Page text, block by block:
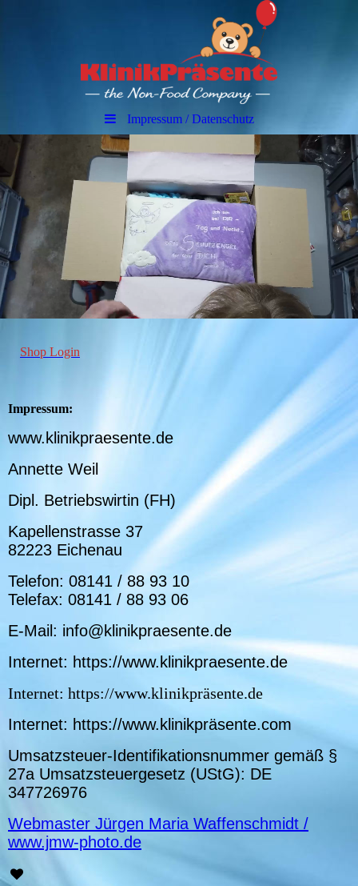
Impressum / Datenschutz
Shop Login
Impressum:
www.klinikpraesente.de
Annette Weil
Dipl. Betriebswirtin (FH)
Kapellenstrasse 37
82223 Eichenau
Telefon: 08141 / 88 93 10
Telefax: 08141 / 88 93 06
E-Mail: info@klinikpraesente.de
Internet: https://www.klinikpraesente.de
Internet: https://www.klinikpräsente.de
Internet: https://www.klinikpräsente.com
Umsatzsteuer-Identifikationsnummer gemäß §
27a Umsatzsteuergesetz (UStG): DE
347726976
Webmaster Jürgen Maria Waffenschmidt /
www.jmw-photo.de